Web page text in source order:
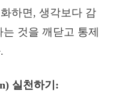
하면, 생각보다 감
것을 깨닫고 통제
실천하기: